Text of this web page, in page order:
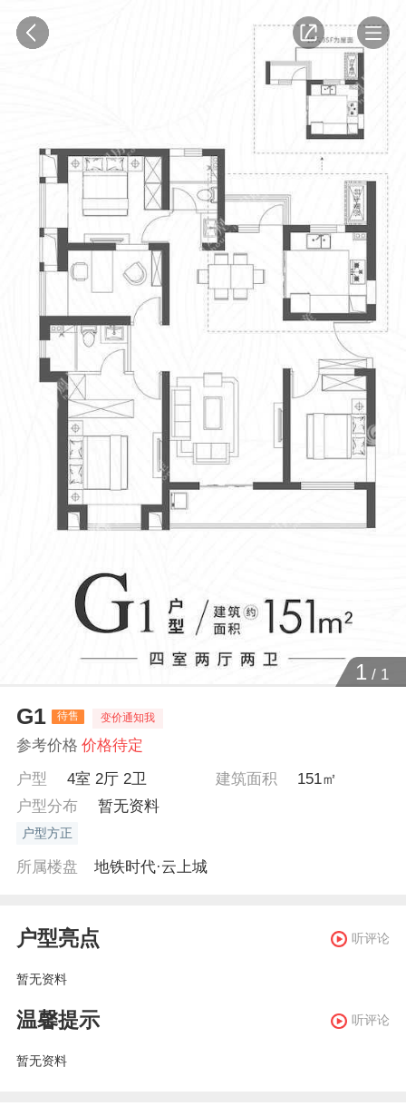
1 / 1
G1 待售 变价通知我
参考价格 价格待定
户型
4室 2厅 2卫 建筑面积
151㎡
户型分布
暂无资料
户型方正
所属楼盘 地铁时代·云上城
户型亮点 听评论
暂无资料
温馨提示 听评论
暂无资料